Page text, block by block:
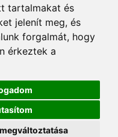
tartalmakat és
jelenít meg, és
forgalmát, hogy
érkeztek a